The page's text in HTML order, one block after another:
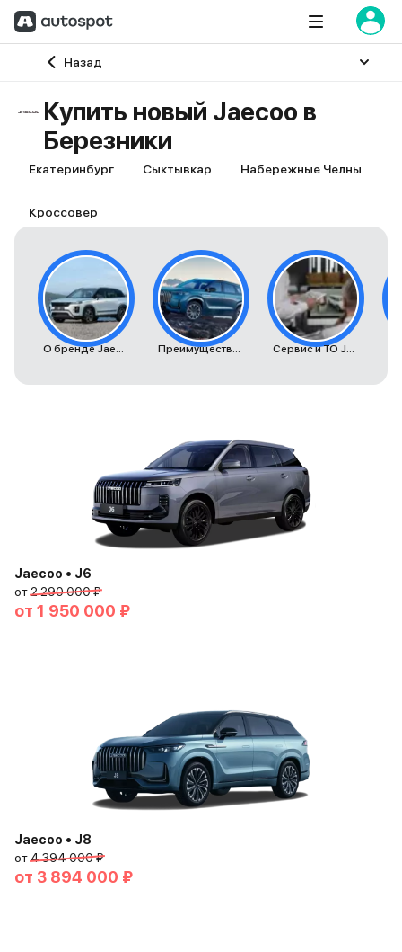
Назад
Главная
Купить новый Jaecoo в
Березники
Екатеринбург Сыктывкар Набережные Челны
Кроссовер
О бренде Jaecoo Преимущества автомобилей Jaecoo Сервис и ТО Jaecoo
Jaecoo • J6
от2 290 000 ₽
от 1 950 000 ₽
Jaecoo • J8
от4 394 000 ₽
от 3 894 000 ₽